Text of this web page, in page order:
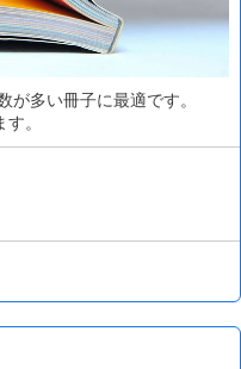
多い冊子に最適です。
。